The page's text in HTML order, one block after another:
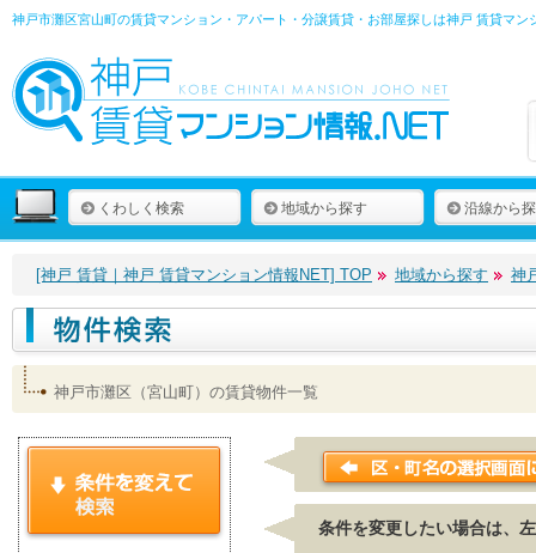
神戸市灘区宮山町の賃貸マンション・アパート・分譲賃貸・お部屋探しは神戸 賃貸マン
くわしく検索 地域から探す 沿線から
[神戸 賃貸｜神戸 賃貸マンション情報NET] TOP 地域から探す 神
神戸市灘区（宮山町）の賃貸物件一覧
条件を変更したい場合は、